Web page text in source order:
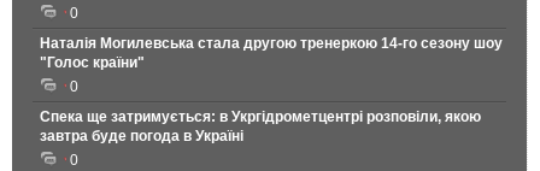
0
Наталія Могилевська стала другою тренеркою 14-го сезону шоу
"Голос країни"
0
Спека ще затримується: в Укргідрометцентрі розповіли, якою
завтра буде погода в Україні
0